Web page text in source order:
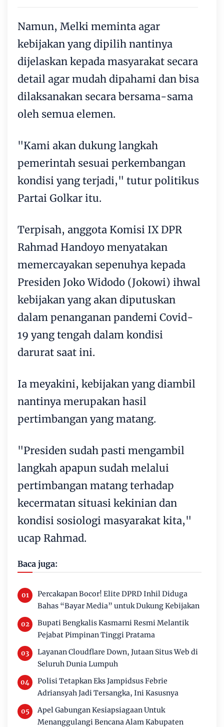
Namun, Melki meminta agar
kebijakan yang dipilih nantinya
dijelaskan kepada masyarakat secara
detail agar mudah dipahami dan bisa
dilaksanakan secara bersama-sama
oleh semua elemen.
"Kami akan dukung langkah
pemerintah sesuai perkembangan
kondisi yang terjadi," tutur politikus
Partai Golkar itu.
Terpisah, anggota Komisi IX DPR
Rahmad Handoyo menyatakan
memercayakan sepenuhya kepada
Presiden Joko Widodo (Jokowi) ihwal
kebijakan yang akan diputuskan
dalam penanganan pandemi Covid-
19 yang tengah dalam kondisi
darurat saat ini.
Ia meyakini, kebijakan yang diambil
nantinya merupakan hasil
pertimbangan yang matang.
"Presiden sudah pasti mengambil
langkah apapun sudah melalui
pertimbangan matang terhadap
kecermatan situasi kekinian dan
kondisi sosiologi masyarakat kita,"
ucap Rahmad.
Baca juga:
Percakapan Bocor! Elite DPRD Inhil Diduga
Bahas “Bayar Media” untuk Dukung Kebijakan
Bupati Bengkalis Kasmarni Resmi Melantik
Pejabat Pimpinan Tinggi Pratama
Layanan Cloudflare Down, Jutaan Situs Web di
Seluruh Dunia Lumpuh
Polisi Tetapkan Eks Jampidsus Febrie
Adriansyah Jadi Tersangka, Ini Kasusnya
Apel Gabungan Kesiapsiagaan Untuk
Menanggulangi Bencana Alam Kabupaten